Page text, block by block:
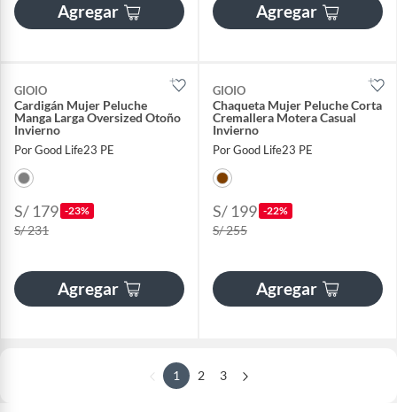
Agregar Agregar
GIOIO
Cardigán Mujer Peluche
Manga Larga Oversized Otoño
Invierno
Por Good Life23 PE
S/ 179 -23%
S/ 231
Agregar
GIOIO
Chaqueta Mujer Peluche Corta
Cremallera Motera Casual
Invierno
Por Good Life23 PE
S/ 199 -22%
S/ 255
Agregar
1 2 3